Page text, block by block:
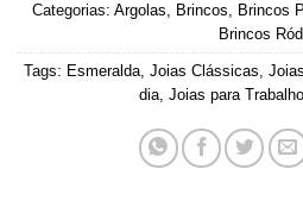
Categorias: Argolas, Brincos, Brincos
Brincos
Tags: Esmeralda, Joias Clássicas,
dia, Joias para Trabalho